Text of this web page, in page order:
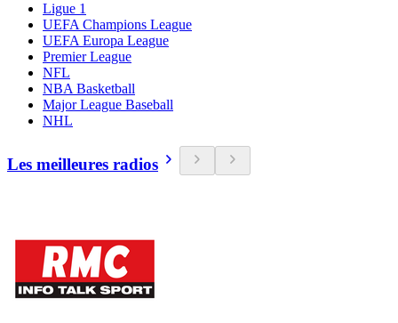
Ligue 1
UEFA Champions League
UEFA Europa League
Premier League
NFL
NBA Basketball
Major League Baseball
NHL
Les meilleures radios